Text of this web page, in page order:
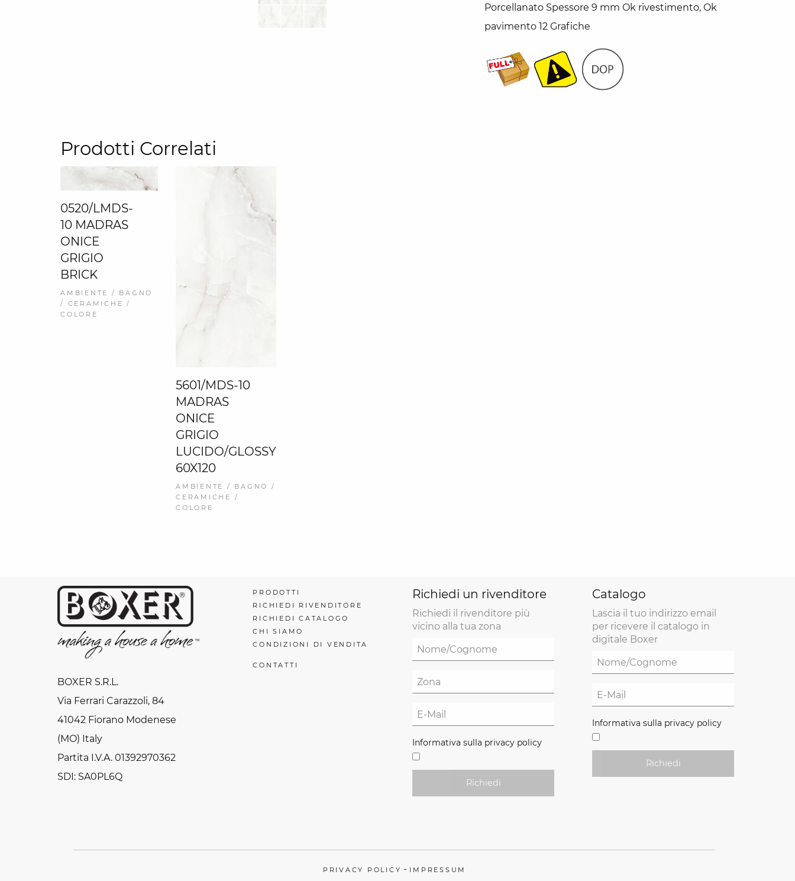
Porcellanato Spessore 9 mm Ok rivestimento, Ok
pavimento 12 Grafiche
Prodotti Correlati
0520/LMDS-
10 MADRAS
ONICE
GRIGIO
BRICK
AMBIENTE / BAGNO
/ CERAMICHE /
COLORE
5601/MDS-10
MADRAS
ONICE
GRIGIO
LUCIDO/GLOSSY
60X120
AMBIENTE / BAGNO /
CERAMICHE /
COLORE
BOXER S.R.L.
Via Ferrari Carazzoli, 84
41042 Fiorano Modenese
(MO) Italy
Partita I.V.A. 01392970362
SDI: SA0PL6Q
PRODOTTI
RICHIEDI RIVENDITORE
RICHIEDI CATALOGO
CHI SIAMO
CONDIZIONI DI VENDITA
CONTATTI
Richiedi un rivenditore
Richiedi il rivenditore più
vicino alla tua zona
Informativa sulla privacy policy
Richiedi
Catalogo
Lascia il tuo indirizzo email
per ricevere il catalogo in
digitale Boxer
Informativa sulla privacy policy
Richiedi
PRIVACY POLICY - IMPRESSUM